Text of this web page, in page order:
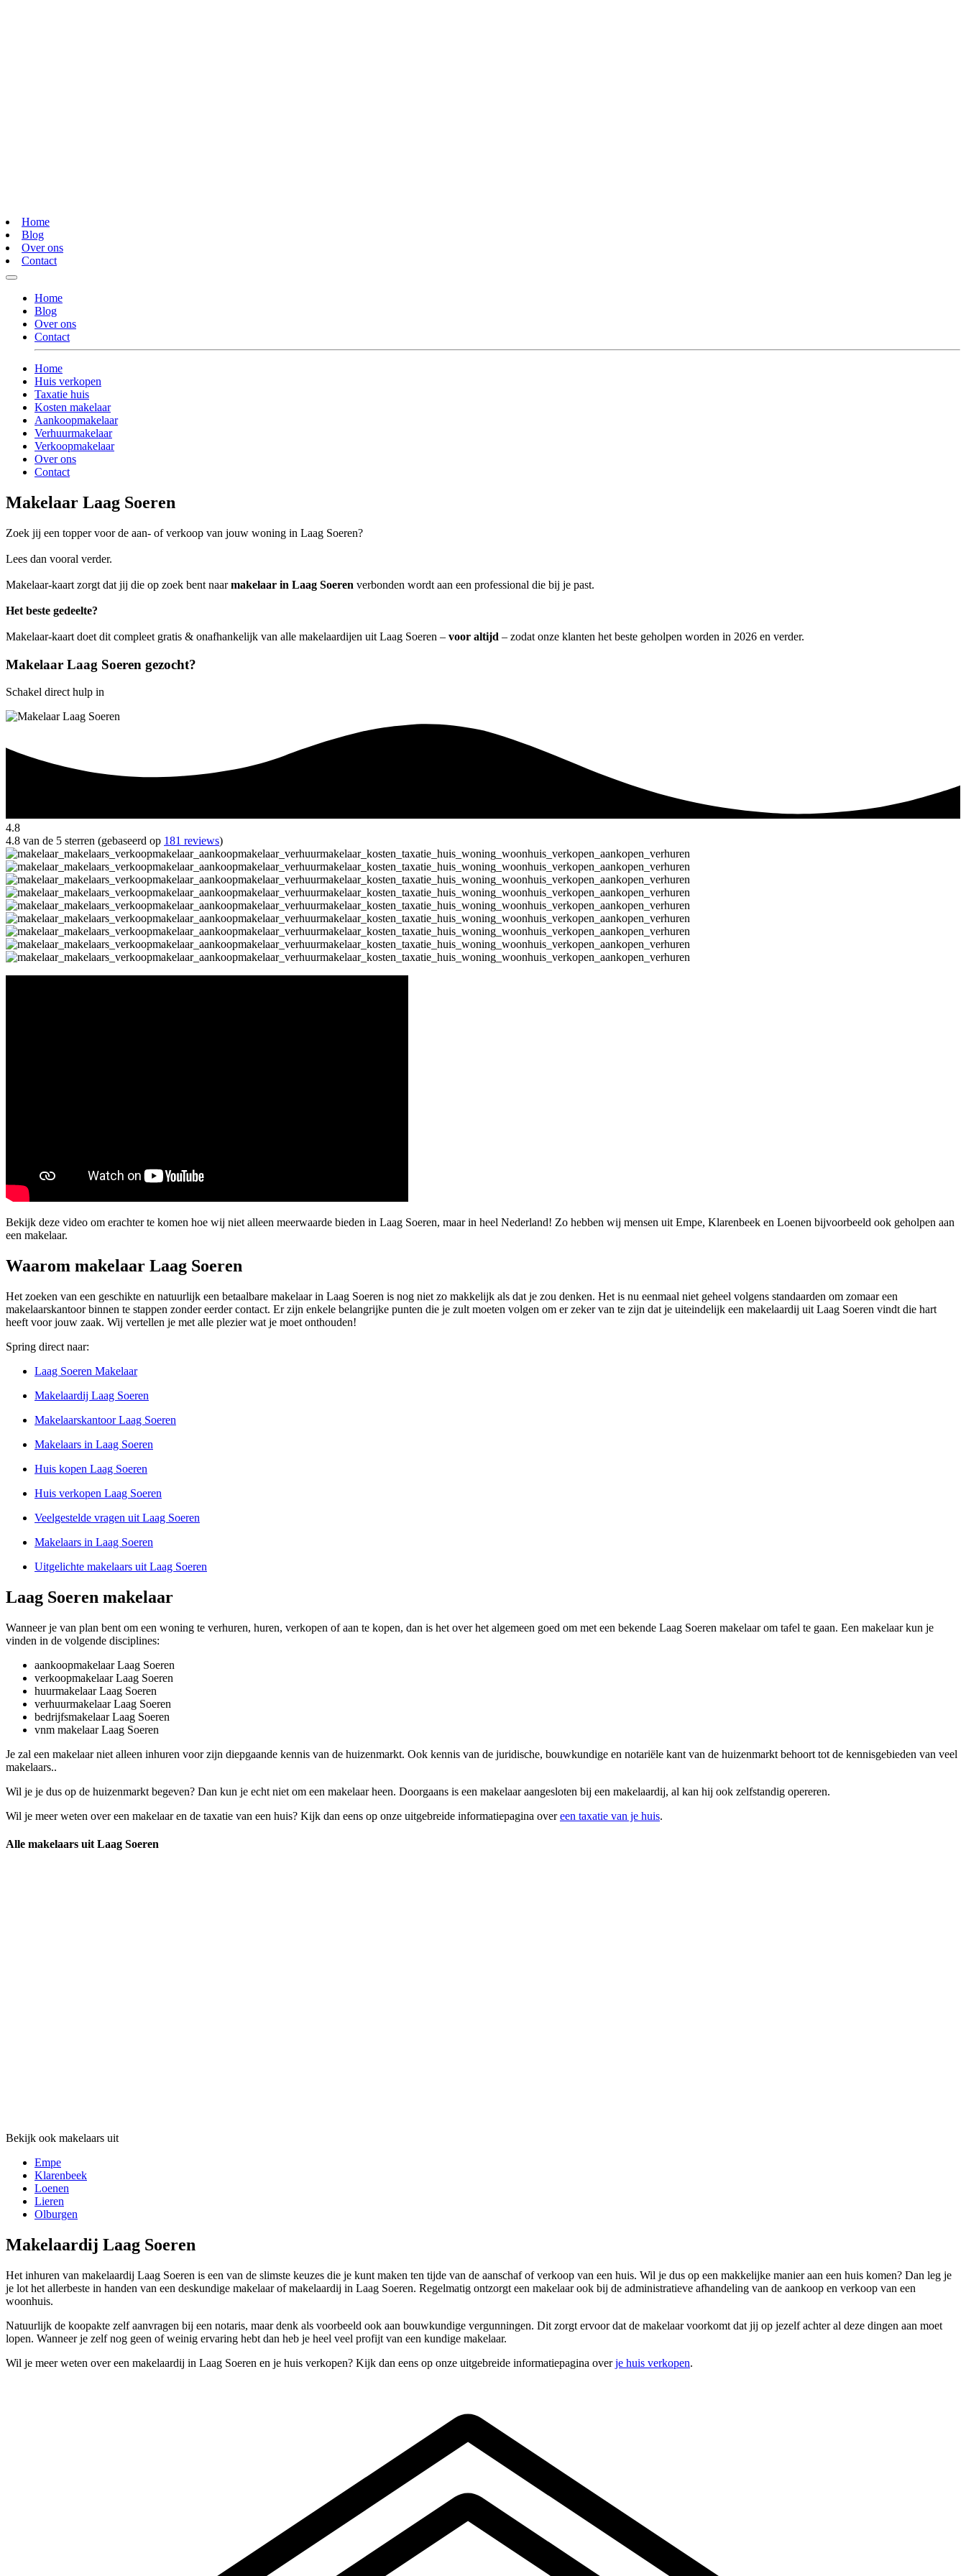
Home
Blog
Over ons
Contact
Home
Blog
Over ons
Contact
Home
Huis verkopen
Taxatie huis
Kosten makelaar
Aankoopmakelaar
Verhuurmakelaar
Verkoopmakelaar
Over ons
Contact
Makelaar Laag Soeren
Zoek jij een topper voor de aan- of verkoop van jouw woning in Laag Soeren?
Lees dan vooral verder.
Makelaar-kaart zorgt dat jij die op zoek bent naarmakelaar in Laag Soeren verbonden wordt aan een professional die bij je past.
Het beste gedeelte?
Makelaar-kaart doet dit compleet gratis & onafhankelijk van alle makelaardijen uit Laag Soeren – voor altijd – zodat onze klanten het beste geholpen worden in 2026 en verder.
Makelaar Laag Soeren gezocht?
Schakel direct hulp in
4.8
4.8 van de 5 sterren (gebaseerd op 181 reviews)
Bekijk deze video om erachter te komen hoe wij niet alleen meerwaarde bieden in Laag Soeren, maar in heel Nederland! Zo hebben wij mensen uit Empe, Klarenbeek en Loenen bijvoorbeeld ook geholpen aan
een makelaar.
Waarom makelaar Laag Soeren
Het zoeken van een geschikte en natuurlijk een betaalbare makelaar in Laag Soeren is nog niet zo makkelijk als dat je zou denken. Het is nu eenmaal niet geheel volgens standaarden om zomaar een
makelaarskantoor binnen te stappen zonder eerder contact. Er zijn enkele belangrijke punten die je zult moeten volgen om er zeker van te zijn dat je uiteindelijk een makelaardij uit Laag Soeren vindt die hart
heeft voor jouw zaak. Wij vertellen je met alle plezier wat je moet onthouden!
Spring direct naar:
Laag Soeren Makelaar
Makelaardij Laag Soeren
Makelaarskantoor Laag Soeren
Makelaars in Laag Soeren
Huis kopen Laag Soeren
Huis verkopen Laag Soeren
Veelgestelde vragen uit Laag Soeren
Makelaars in Laag Soeren
Uitgelichte makelaars uit Laag Soeren
Laag Soeren makelaar
Wanneer je van plan bent om een woning te verhuren, huren, verkopen of aan te kopen, dan is het over het algemeen goed om met een bekende Laag Soeren makelaar om tafel te gaan. Een makelaar kun je
vinden in de volgende disciplines:
aankoopmakelaar Laag Soeren
verkoopmakelaar Laag Soeren
huurmakelaar Laag Soeren
verhuurmakelaar Laag Soeren
bedrijfsmakelaar Laag Soeren
vnm makelaar Laag Soeren
Je zal een makelaar niet alleen inhuren voor zijn diepgaande kennis van de huizenmarkt. Ook kennis van de juridische, bouwkundige en notariële kant van de huizenmarkt behoort tot de kennisgebieden van veel
makelaars..
Wil je je dus op de huizenmarkt begeven? Dan kun je echt niet om een makelaar heen. Doorgaans is een makelaar aangesloten bij een makelaardij, al kan hij ook zelfstandig opereren.
Wil je meer weten over een makelaar en de taxatie van een huis? Kijk dan eens op onze uitgebreide informatiepagina overeen taxatie van je huis.
Alle makelaars uit Laag Soeren
Bekijk ook makelaars uit
Empe
Klarenbeek
Loenen
Lieren
Olburgen
Makelaardij Laag Soeren
Het inhuren van makelaardij Laag Soeren is een van de slimste keuzes die je kunt maken ten tijde van de aanschaf of verkoop van een huis. Wil je dus op een makkelijke manier aan een huis komen? Dan leg je
je lot het allerbeste in handen van een deskundige makelaar of makelaardij in Laag Soeren. Regelmatig ontzorgt een makelaar ook bij de administratieve afhandeling van de aankoop en verkoop van een
woonhuis.
Natuurlijk de koopakte zelf aanvragen bij een notaris, maar denk als voorbeeld ook aan bouwkundige vergunningen. Dit zorgt ervoor dat de makelaar voorkomt dat jij op jezelf achter al deze dingen aan moet
lopen. Wanneer je zelf nog geen of weinig ervaring hebt dan heb je heel veel profijt van een kundige makelaar.
Wil je meer weten over een makelaardij in Laag Soeren en je huis verkopen? Kijk dan eens op onze uitgebreide informatiepagina overje huis verkopen.